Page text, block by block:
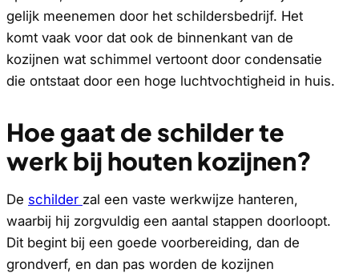
gelijk meenemen door het schildersbedrijf. Het
komt vaak voor dat ook de binnenkant van de
kozijnen wat schimmel vertoont door condensatie
die ontstaat door een hoge luchtvochtigheid in huis.
Hoe gaat de schilder te
werk bij houten kozijnen?
De schilder zal een vaste werkwijze hanteren,
waarbij hij zorgvuldig een aantal stappen doorloopt.
Dit begint bij een goede voorbereiding, dan de
grondverf, en dan pas worden de kozijnen